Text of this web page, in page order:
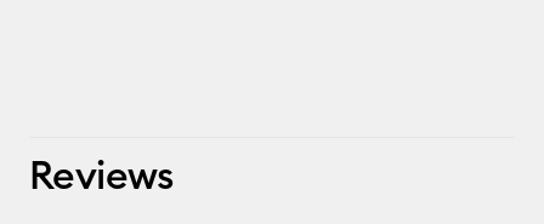
Reviews